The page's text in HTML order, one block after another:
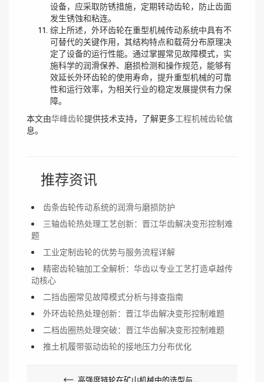
设备，应采取防锈措施，定期转动齿轮，防止齿面
发生锈蚀和粘连。
综上所述，外环齿轮在重型机械传动系统中具有不
可替代的关键作用，其结构特点和载荷分布原理决
定了设备的运行性能。通过掌握常见故障模式，实
施科学的润滑保养、磨损检测和操作规范，能够有
效延长外环齿轮的使用寿命，提升重型机械的可靠
性和运行效率，为相关行业的稳定发展提供有力保
障。
本文由华峰齿轮提供技术支持，了解更多工程机械齿轮信
息。
推荐资讯
齿条齿轮传动系统的润滑与磨损防护
三轴齿轮热处理工艺创新：晋江华齿解决变形控制难
题
工业定制齿轮的优势与服务流程详解
精密齿轮轴加工全解析：华齿以专业工艺打造卓越传
动核心
二挡齿圈常见故障模式分析与排查指南
外环齿轮热处理创新：晋江华齿解决变形控制难题
二档齿圈热处理突破：晋江华齿解决变形控制难题
推土机履带驱动齿轮的接地压力分布优化
高强度链轮在矿山机械中的选型与匹配指南